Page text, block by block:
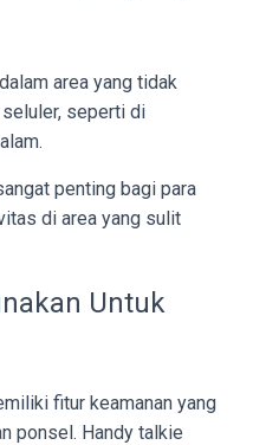
area yang tidak
seperti di
penting bagi para
di area yang sulit
Untuk
fitur keamanan yang
ponsel. Handy talkie